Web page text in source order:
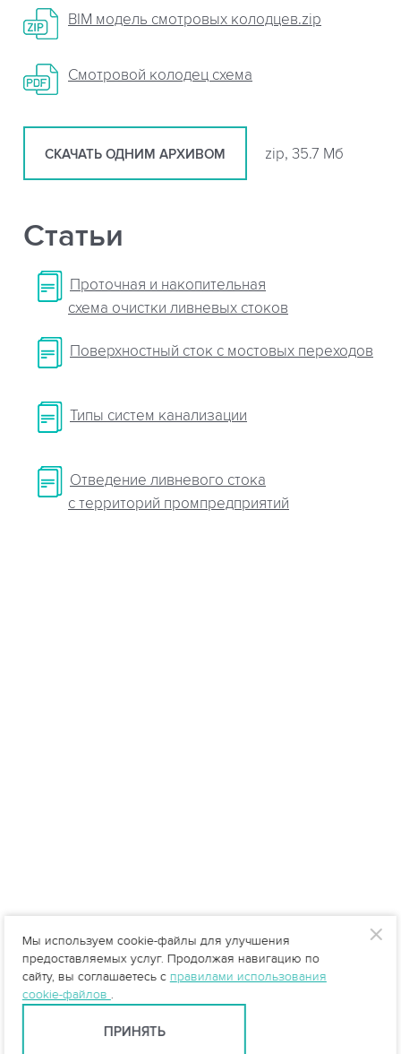
BIM модель смотровых колодцев.zip
Смотровой колодец схема
СКАЧАТЬ ОДНИМ АРХИВОМ zip, 35.7 Мб
Статьи
Проточная и накопительная
схема очистки ливневых стоков
Поверхностный сток с мостовых переходов
Типы систем канализации
Отведение ливневого стока
с территорий промпредприятий
Мы используем cookie-файлы для улучшения
предоставляемых услуг. Продолжая навигацию по
сайту, вы соглашаетесь с правилами использования
cookie-файлов .
ПРИНЯТЬ